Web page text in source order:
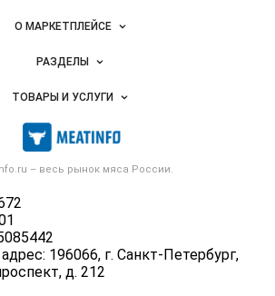
и контакты
– весь рынок мяса России.
196066, г. Санкт-Петербург,
д. 212
сайту
О МАРКЕТПЛЕЙСЕ
Новости Meatinfo.ru
Размещение рекламы
Публичная оферта
Контактная информация
обработки персональных данных
РАЗДЕЛЫ
Объявления
Новости рынка
Мониторинг
Вакансии
ТОВАРЫ И УСЛУГИ
Мясо, мясопродукты
Скот в живом весе
сосиски, деликатесы
Мясные полуфабрикаты
Мясные снеки
Яйца